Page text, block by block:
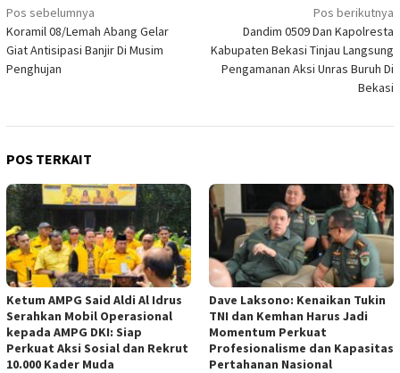
Navigasi
pos
Pos sebelumnya
Koramil 08/Lemah Abang Gelar
Giat Antisipasi Banjir Di Musim
Penghujan
Pos berikutnya
Dandim 0509 Dan Kapolresta
Kabupaten Bekasi Tinjau Langsung
Pengamanan Aksi Unras Buruh Di
Bekasi
POS TERKAIT
Ketum AMPG Said Aldi Al Idrus
Serahkan Mobil Operasional
kepada AMPG DKI: Siap
Perkuat Aksi Sosial dan Rekrut
10.000 Kader Muda
Dave Laksono: Kenaikan Tukin
TNI dan Kemhan Harus Jadi
Momentum Perkuat
Profesionalisme dan Kapasitas
Pertahanan Nasional